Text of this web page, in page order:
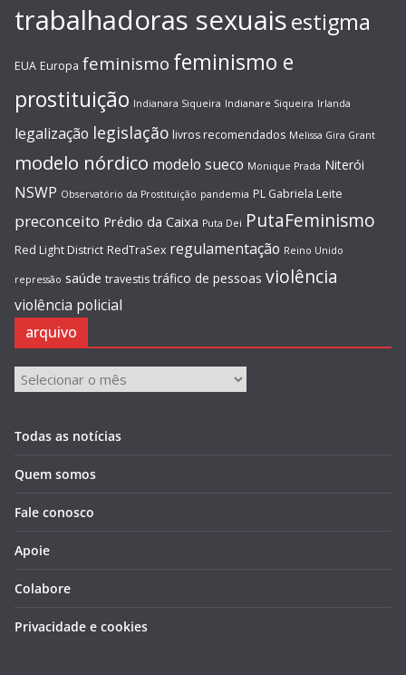
trabalhadoras sexuaisestigma
EUA Europa feminismo feminismo e
prostituição Indianara Siqueira Indianare Siqueira Irlanda
legalização legislação livros recomendados Melissa Gira Grant
modelo nórdico modelo sueco Monique Prada Niterói
NSWP Observatório da Prostituição pandemia PL Gabriela Leite
preconceito Prédio da Caixa Puta Dei PutaFeminismo
Red Light District RedTraSex regulamentação Reino Unido
repressão saúde travestis tráfico de pessoas violência
violência policial
arquivo
arquivo
Todas as notícias
Quem somos
Fale conosco
Apoie
Colabore
Privacidade e cookies